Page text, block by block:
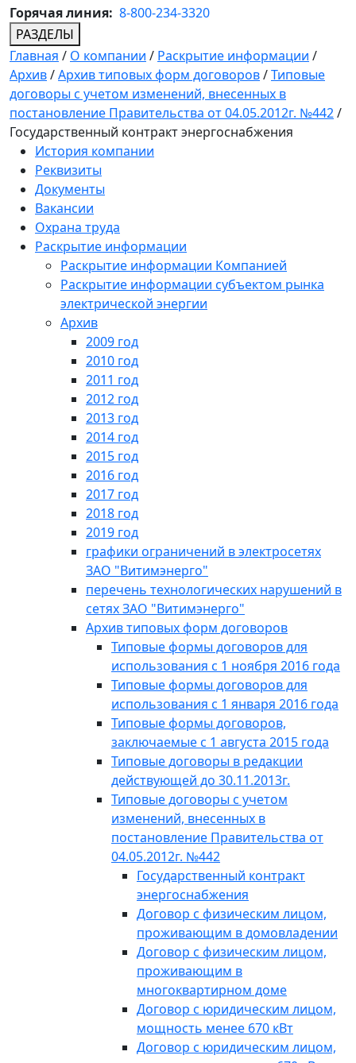
Горячая линия: 8-800-234-3320
РАЗДЕЛЫ
Главная / О компании / Раскрытие информации /
Архив/Архив типовых форм договоров/Типовые
договоры с учетом изменений, внесенных в
постановление Правительства от 04.05.2012г. №442/
Государственный контракт энергоснабжения
История компании
Реквизиты
Документы
Вакансии
Охрана труда
Раскрытие информации
Раскрытие информации Компанией
Раскрытие информации субъектом рынка
электрической энергии
Архив
2009 год
2010 год
2011 год
2012 год
2013 год
2014 год
2015 год
2016 год
2017 год
2018 год
2019 год
графики ограничений в электросетях
ЗАО "Витимэнерго"
перечень технологических нарушений в
сетях ЗАО "Витимэнерго"
Архив типовых форм договоров
Типовые формы договоров для
использования с 1 ноября 2016 года
Типовые формы договоров для
использования с 1 января 2016 года
Типовые формы договоров,
заключаемые с 1 августа 2015 года
Типовые договоры в редакции
действующей до 30.11.2013г.
Типовые договоры с учетом
изменений, внесенных в
постановление Правительства от
04.05.2012г. №442
Государственный контракт
энергоснабжения
Договор с физическим лицом,
проживающим в домовладении
Договор с физическим лицом,
проживающим в
многоквартирном доме
Договор с юридическим лицом,
мощность менее 670 кВт
Договор с юридическим лицом,